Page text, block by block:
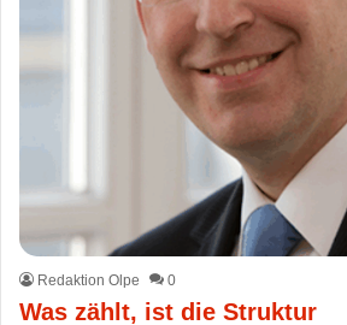
Redaktion Olpe 0
Was zählt, ist die Struktur